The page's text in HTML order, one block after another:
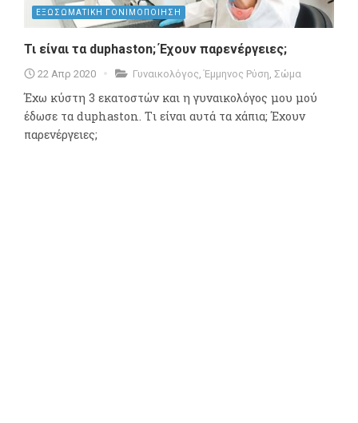
ΕΞΩΣΩΜΑΤΙΚΗ ΓΟΝΙΜΟΠΟΙΗΣΗ
Τι είναι τα duphaston; Έχουν παρενέργειες;
22 Απρ 2020 Γυναικολόγος,Έμμηνος Ρύση, Σώμα
Έχω κύστη 3 εκατοστών και η γυναικολόγος μου μού
έδωσε τα duphaston. Tι είναι αυτά τα χάπια; Έχουν
παρενέργειες;